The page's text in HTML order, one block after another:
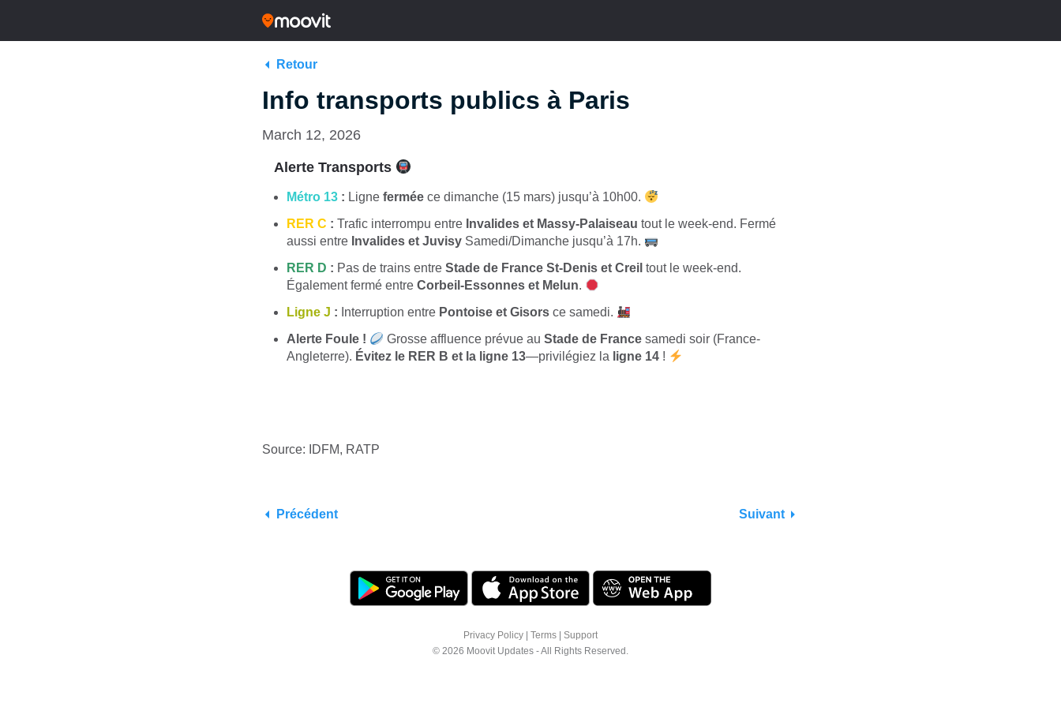
Retour
Info transports publics à Paris
March 12, 2026
Alerte Transports
Métro 13 : Ligne fermée ce dimanche (15 mars) jusqu’à 10h00.
RER C : Trafic interrompu entre Invalides et Massy-Palaiseau tout le week-end. Fermé
aussi entre Invalides et Juvisy Samedi/Dimanche jusqu’à 17h.
RER D : Pas de trains entre Stade de France St-Denis et Creil tout le week-end.
Également fermé entre Corbeil-Essonnes et Melun.
Ligne J : Interruption entre Pontoise et Gisors ce samedi.
Alerte Foule !
Grosse affluence prévue auStade de France samedi soir (France-
Angleterre). Évitez le RER B et la ligne 13—privilégiez la ligne 14 !
Source: IDFM, RATP
Précédent Suivant
Privacy Policy Terms
Support
© 2026 Moovit Updates - All Rights Reserved.